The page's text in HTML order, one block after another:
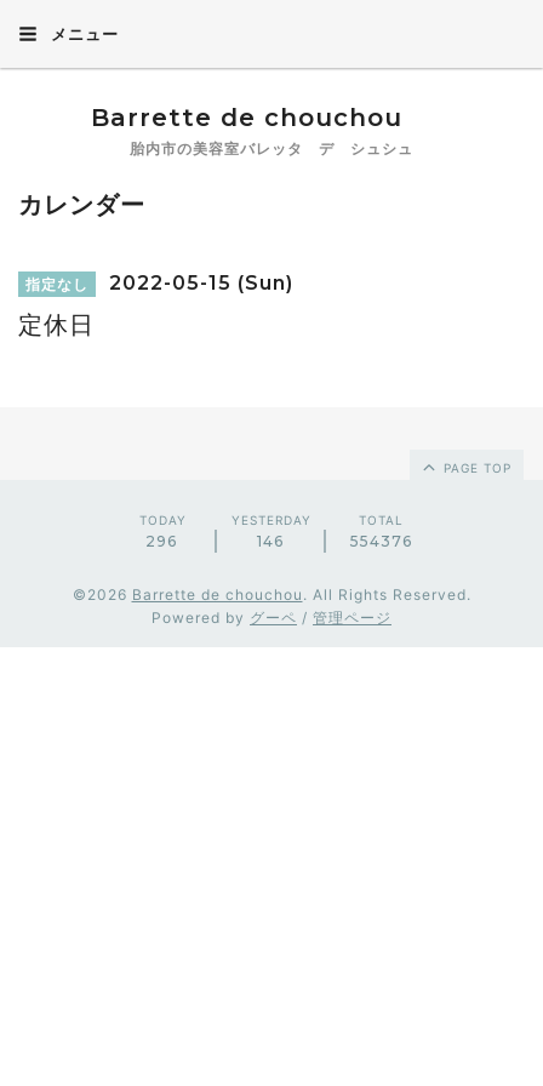
メニュー
Barrette de chouchou
胎内市の美容室バレッタ デ シュシュ
カレンダー
指定なし 2022-05-15 (Sun)
定休日
PAGE TOP
TODAY
296
YESTERDAY
146
TOTAL
554376
©2026 Barrette de chouchou . All Rights Reserved.
Powered by グーペ / 管理ページ